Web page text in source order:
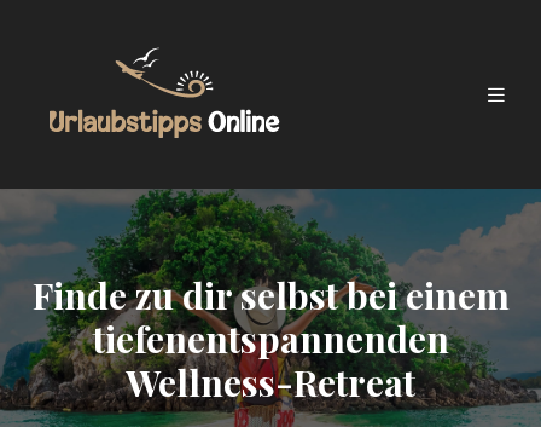
Finde zu dir selbst bei einem
tiefenentspannenden
Wellness-Retreat